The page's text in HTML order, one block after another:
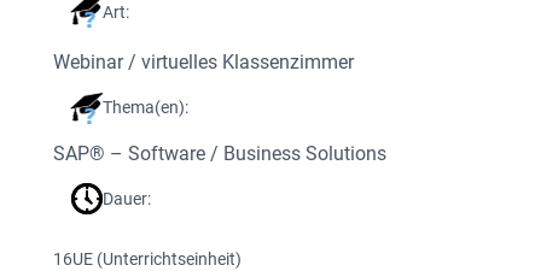
Art:
Webinar / virtuelles Klassenzimmer
Thema(en):
SAP® – Software / Business Solutions
Dauer:
16UE (Unterrichtseinheit)